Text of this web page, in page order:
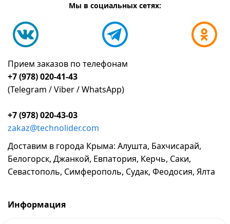
Мы в социальных сетях:
Прием заказов по телефонам
+7 (978) 020-41-43
(Telegram / Viber / WhatsApp)
+7 (978) 020-43-03
zakaz@technolider.com
Доставим в города Крыма: Алушта, Бахчисарай,
Белогорск, Джанкой, Евпатория, Керчь, Саки,
Севастополь, Симферополь, Судак, Феодосия, Ялта
Информация